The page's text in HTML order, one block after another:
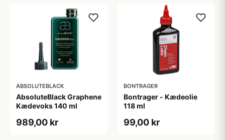
ABSOLUTEBLACK
AbsoluteBlack Graphene
Kædevoks 140 ml
989,00 kr
BONTRAGER
Bontrager - Kædeolie
118 ml
99,00 kr